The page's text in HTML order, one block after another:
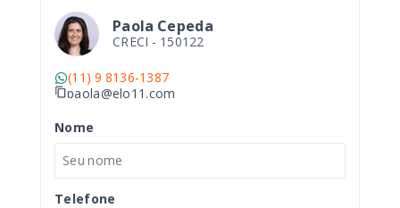
Paola Cepeda
CRECI - 150122
(11) 9 8136-1387
paola@elo11.com
Nome
Telefone